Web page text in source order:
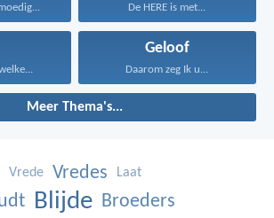
De HERE is met...
Geloof
Daarom zeg Ik u...
Meer Thema's...
Vrede Vredes Laat
Blijde Broeders